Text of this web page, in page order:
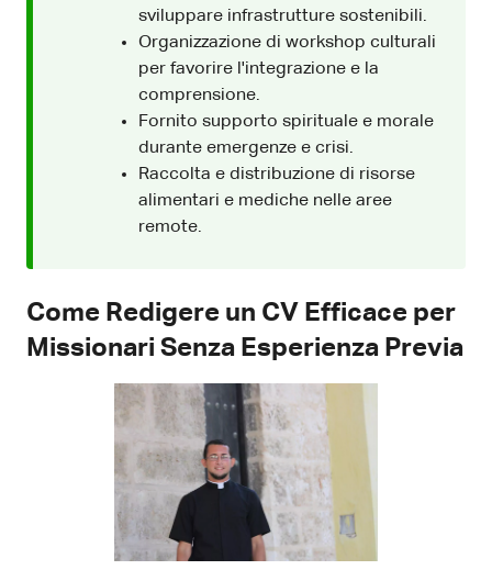
sviluppare infrastrutture sostenibili.
Organizzazione di workshop culturali
per favorire l'integrazione e la
comprensione.
Fornito supporto spirituale e morale
durante emergenze e crisi.
Raccolta e distribuzione di risorse
alimentari e mediche nelle aree
remote.
Come Redigere un CV Efficace per
Missionari Senza Esperienza Previa